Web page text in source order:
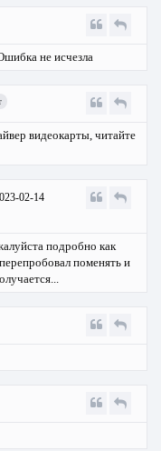
не исчезла
видеокарты, читайте
02-14
подробно как
поменять и